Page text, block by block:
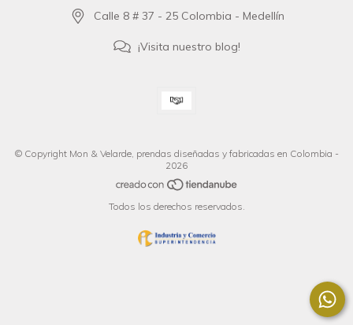
Calle 8 # 37 - 25 Colombia - Medellín
¡Visita nuestro blog!
© Copyright Mon & Velarde, prendas diseñadas y fabricadas en Colombia -
2026
Todos los derechos reservados.